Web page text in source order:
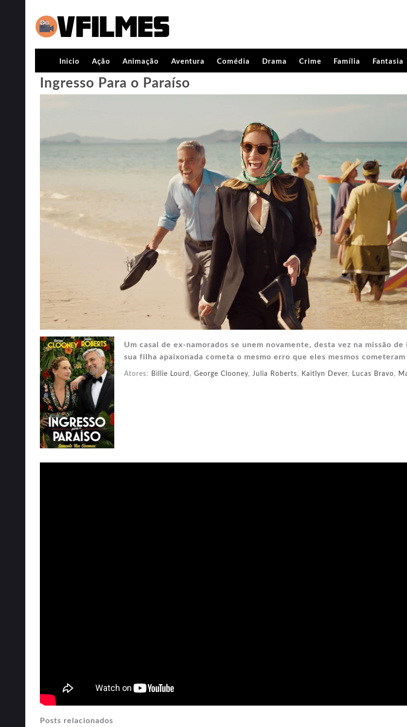
Inicio Ação Animação Aventura Comédia Drama Crime Família Fantasia
Ingresso Para o Paraíso
Um casal de ex-namorados se unem novamente, desta vez na missão de
sua filha apaixonada cometa o mesmo erro que eles mesmos cometeram
Atores: Billie Lourd , George Clooney, Julia Roberts, Kaitlyn Dever, Lucas Bravo,
Posts relacionados